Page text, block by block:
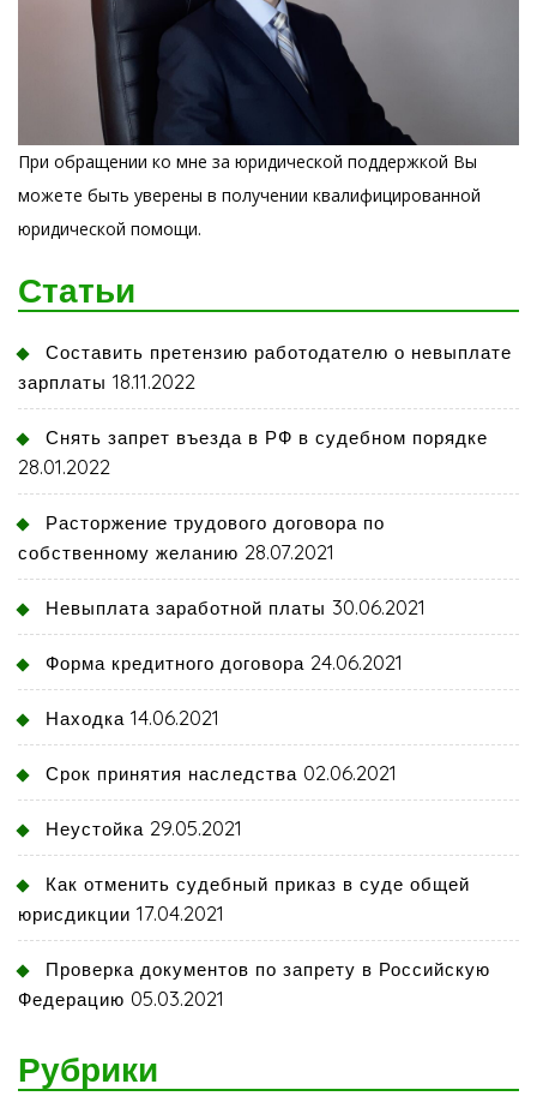
При обращении ко мне за юридической поддержкой Вы
можете быть уверены в получении квалифицированной
юридической помощи.
Статьи
Составить претензию работодателю о невыплате
зарплаты 18.11.2022
Снять запрет въезда в РФ в судебном порядке
28.01.2022
Расторжение трудового договора по
собственному желанию 28.07.2021
Невыплата заработной платы 30.06.2021
Форма кредитного договора 24.06.2021
Находка 14.06.2021
Срок принятия наследства 02.06.2021
Неустойка 29.05.2021
Как отменить судебный приказ в суде общей
юрисдикции 17.04.2021
Проверка документов по запрету в Российскую
Федерацию 05.03.2021
Рубрики